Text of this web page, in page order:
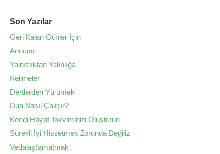
Son Yazılar
Geri Kalan Günler İçin
Anneme
Yalnızlıktan Yalınlığa
Kelimeler
Dertlerden Yürümek
Dua Nasıl Çalışır?
Kendi Hayat Takviminizi Oluşturun
Sürekli İyi Hissetmek Zorunda Değiliz
Vedalaş(ama)mak